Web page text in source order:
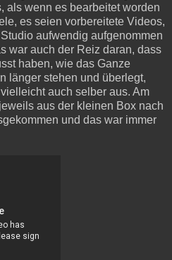
als wenn es bearbeitet worden
es seien vorbereitete Videos,
aufwendig aufgenommen
war auch der Reiz daran, dass
haben, wie das Ganze
länger stehen und überlegt,
auch selber aus. Am
aus der kleinen Box nach
und das war immer